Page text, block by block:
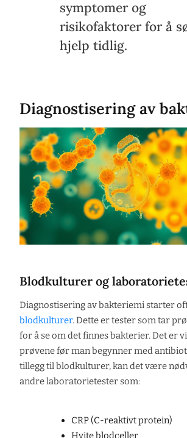
symptomer og
risikofaktorer for å
hjelp tidlig.
Diagnostisering av
Blodkulturer og
Diagnostisering av bakteriemi starter
blodkulturer. Dette er tester som tar
for å se om det finnes bakterier. Det er
prøvene før man begynner med
tillegg til blodkulturer, kan det være
andre laboratorietester som:
CRP (C-reaktivt protein)
Hvite blodceller